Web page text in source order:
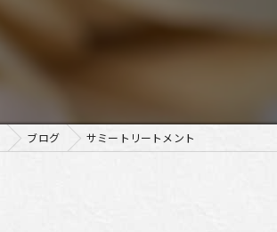
ブログ サミートリートメント